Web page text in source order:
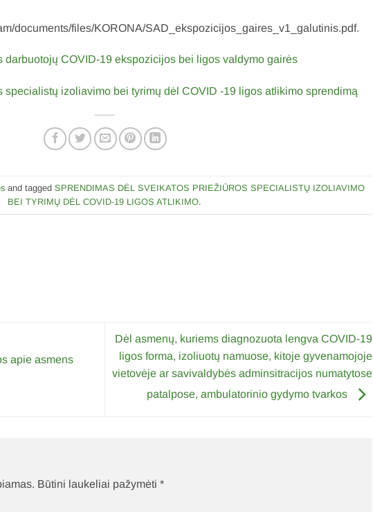
documents/files/KORONA/SAD_ekspozicijos_gaires_v1_galutinis.pdf.
darbuotojų COVID-19 ekspozicijos bei ligos valdymo gairės
specialistų izoliavimo bei tyrimų dėl COVID -19 ligos atlikimo sprendimą
and tagged SPRENDIMAS DĖL SVEIKATOS PRIEŽIŪROS SPECIALISTŲ IZOLIAVIMO
BEI TYRIMŲ DĖL COVID-19 LIGOS ATLIKIMO.
apie asmens
Dėl asmenų, kuriems diagnozuota lengva COVID-19
ligos forma, izoliuotų namuose, kitoje gyvenamojoje
vietovėje ar savivaldybės adminsitracijos numatytose
patalpose, ambulatorinio gydymo tvarkos
Būtini laukeliai pažymėti *